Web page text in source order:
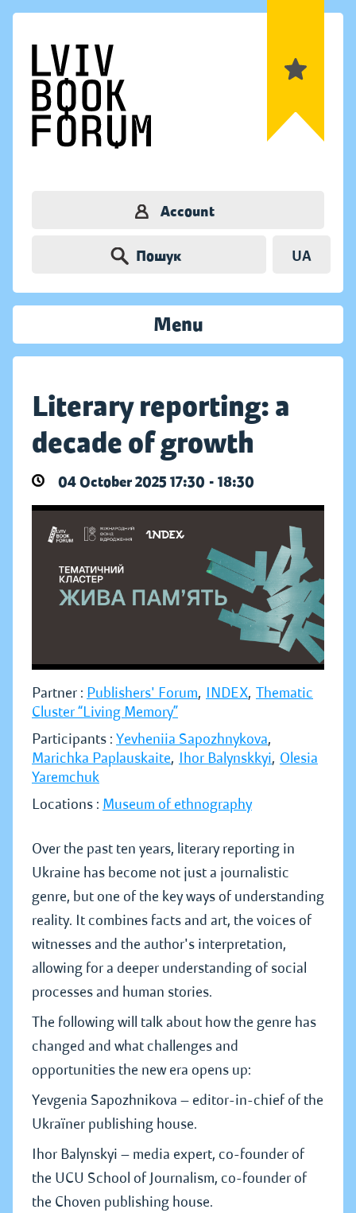
Account
Пошук UA
Menu
Literary reporting: a
decade of growth
04 October 2025 17:30 - 18:30
Partner : Publishers' Forum, INDEX, Thematic
Cluster “Living Memory”
Participants : Yevheniia Sapozhnykova,
Marichka Paplauskaite, Ihor Balynskkyi, Olesia
Yaremchuk
Locations : Museum of ethnography
Over the past ten years, literary reporting in
Ukraine has become not just a journalistic
genre, but one of the key ways of understanding
reality. It combines facts and art, the voices of
witnesses and the author's interpretation,
allowing for a deeper understanding of social
processes and human stories.
The following will talk about how the genre has
changed and what challenges and
opportunities the new era opens up:
Yevgenia Sapozhnikova — editor-in-chief of the
Ukraїner publishing house.
Ihor Balynskyi — media expert, co-founder of
the UCU School of Journalism, co-founder of
the Choven publishing house.